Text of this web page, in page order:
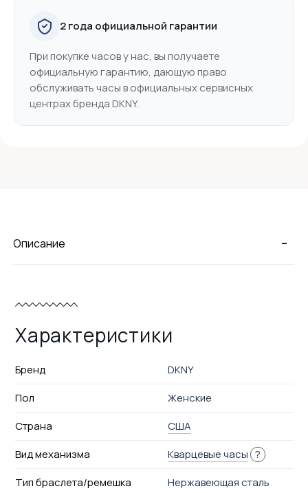
2 года официальной гарантии
При покупке часов у нас, вы получаете
официальную гарантию, дающую право
обслуживать часы в официальных сервисных
центрах бренда DKNY.
-
Описание
Характеристики
Бренд
DKNY
Пол
Женские
Страна
США
Вид механизма
Кварцевые часы ?
Тип браслета/ремешка
Нержавеющая сталь